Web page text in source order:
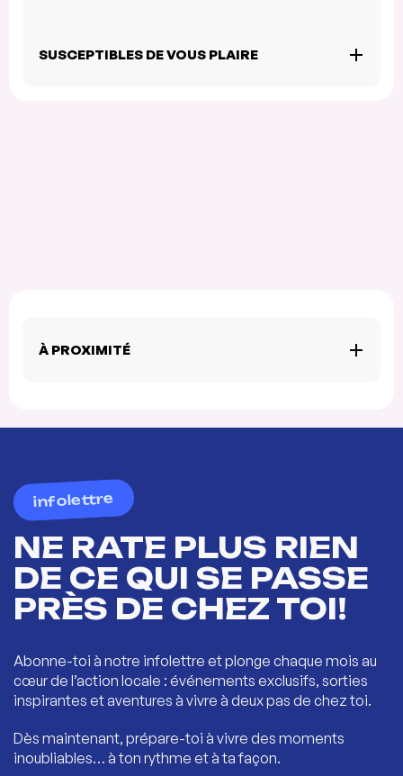
SUSCEPTIBLES DE VOUS PLAIRE
À PROXIMITÉ
infolettre
NE RATE PLUS RIEN
DE CE QUI SE PASSE
PRÈS DE CHEZ TOI!
Abonne-toi à notre infolettre et plonge chaque mois au
cœur de l’action locale : événements exclusifs, sorties
inspirantes et aventures à vivre à deux pas de chez toi.
Dès maintenant, prépare-toi à vivre des moments
inoubliables… à ton rythme et à ta façon.